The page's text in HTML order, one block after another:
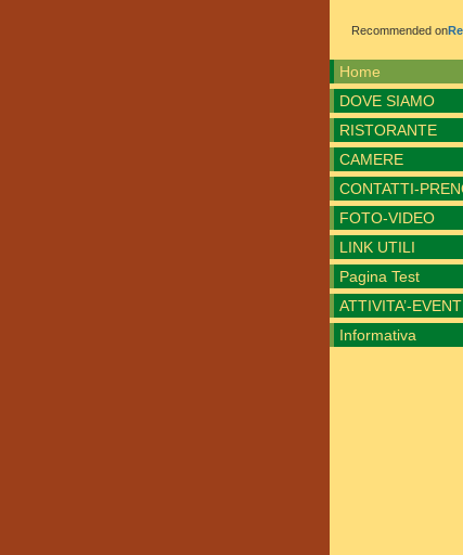
Recommended on
Home
DOVE SIAMO
RISTORANTE
CAMERE
CONTATTI-
FOTO-VIDEO
LINK UTILI
Pagina Test
ATTIVITA’-
Informativa